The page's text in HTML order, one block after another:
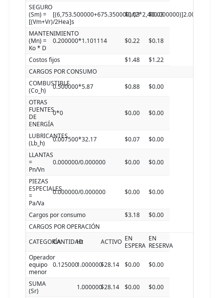
SEGURO
(Sm) =
[(Vm+Vr)/2Hea]s
[(6,753.500000+675.350000)/(2*2,400.000000)]2.000000
$0.03 $0.03
MANTENIMIENTO
(Mn) =
Ko * D
0.200000*1.101114 $0.22 $0.18
Costos fijos $1.48
$1.22
CARGOS POR CONSUMO
COMBUSTIBLE
(Co_h)
0.500000*5.87 $0.88
$0.00
OTRAS
FUENTES
DE
ENERGÍA
0*0 $0.00 $0.00
LUBRICANTES
(Lb_h)
0.007500*32.17 $0.07
$0.00
LLANTAS
=
Pn/Vn
0.000000/0.000000 $0.00 $0.00
PIEZAS
ESPECIALES
=
Pa/Va
0.000000/0.000000 $0.00 $0.00
Cargos por consumo $3.18
$0.00
CARGOS POR OPERACIÓN
CATEGORÍACANTIDAD
Ht ACTIVO EN
ESPERA
EN
RESERVA
Operador
equipo
menor
0.1250001.000000$28.14 $0.00 $0.00
SUMA
(Sr)
1.000000$28.14 $0.00
$0.00